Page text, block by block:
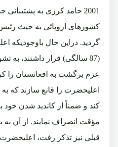
2001 حامد کرزی به
کشورهای اروپائی به حیث
گردید. دراین حال باوجودیکه
(87 سالگی) قرار داشتند، به
عزم برگشت به افغانستان را
اعلیحضرت را قانع سازند که
کند و ضمناً از کاندید شدن خود
مؤقت انصراف نمایند. از آن به
قبلی نیز تذکر رفت،